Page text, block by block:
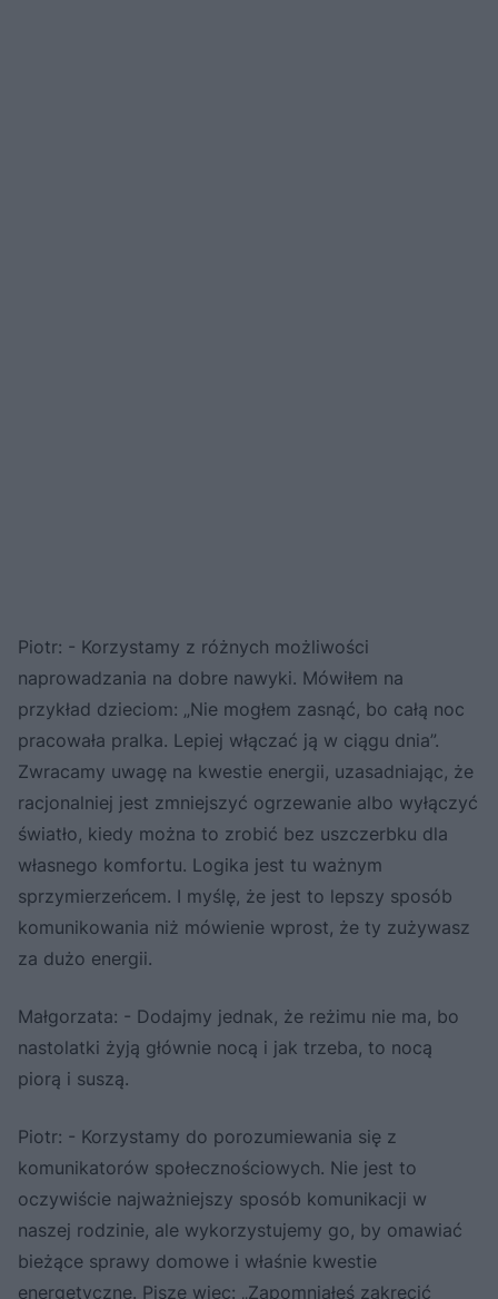
Piotr: - Korzystamy z różnych możliwości
naprowadzania na dobre nawyki. Mówiłem na
przykład dzieciom: „Nie mogłem zasnąć, bo całą noc
pracowała pralka. Lepiej włączać ją w ciągu dnia”.
Zwracamy uwagę na kwestie energii, uzasadniając, że
racjonalniej jest zmniejszyć ogrzewanie albo wyłączyć
światło, kiedy można to zrobić bez uszczerbku dla
własnego komfortu. Logika jest tu ważnym
sprzymierzeńcem. I myślę, że jest to lepszy sposób
komunikowania niż mówienie wprost, że ty zużywasz
za dużo energii.
Małgorzata: - Dodajmy jednak, że reżimu nie ma, bo
nastolatki żyją głównie nocą i jak trzeba, to nocą
piorą i suszą.
Piotr: - Korzystamy do porozumiewania się z
komunikatorów społecznościowych. Nie jest to
oczywiście najważniejszy sposób komunikacji w
naszej rodzinie, ale wykorzystujemy go, by omawiać
bieżące sprawy domowe i właśnie kwestie
energetyczne. Piszę więc: „Zapomniałeś zakręcić